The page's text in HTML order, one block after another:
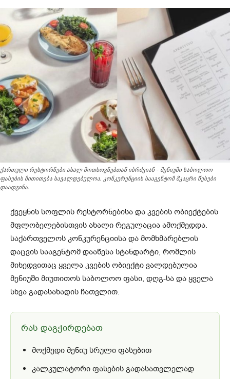
ქართული რესტორნები ახალ მოთხოვნებთან იბრძვიან - მენიუში საბოლოო
ფასების მითითება სავალდებულოა. კონკურენციის სააგენტომ მკაცრი წესები
დაადგინა.
ქვეყნის სოფლის რესტორნებისა და კვების ობიექტების
მფლობელებისთვის ახალი რეგულაცია ამოქმედდა.
საქართველოს კონკურენციისა და მომხმარებლის
დაცვის სააგენტომ დააწესა სტანდარტი, რომლის
მიხედვითაც ყველა კვების ობიექტი ვალდებულია
მენიუში მიუთითოს საბოლოო ფასი, დღგ-სა და ყველა
სხვა გადასახადის ჩათვლით.
რას დაგჭირდებათ
მოქმედი მენიუ სრული ფასებით
კალკულატორი ფასების გადასათვლელად